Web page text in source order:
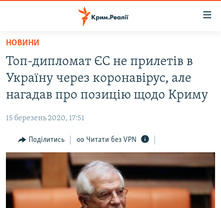
Перейти
основного
матеріалу
Перейти
до
основної
навігації
Перейти
до
пошуку
ВОДА.КРИМ
ВІДЕО ТА ФОТО
БЛОГИ
ПОГЛЯД
ІНТЕРВ'Ю
ВСЕ ЗА ДЕНЬ
СПЕЦПРОЕКТИ
НОВИНИ
Топ-дипломат ЄС не прилетів в
Україну через коронавірус, але
нагадав про позицію щодо Криму
15 березень 2020, 17:51
Поділитись Читати без VPN